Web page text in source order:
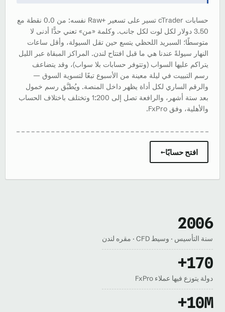
حسابات cTrader تسير على تسعير Raw+‎ نفسه: من 0.0 نقطة مع
3.50 دولار لكل لوت لكل جانب. وكلمة «من» تعني حدًّا أدنى لا
متوسطًا؛ السبريد اللحظي يتسع حين تقل السيولة، وأقل ساعات
النهار سيولةً عندنا هي ما قبل افتتاح لندن. المراكز المبقاة عبر الليل
يتراكم عليها السواب (وتتوفر حسابات بلا سواب)، وقد يتضاعف
رسم التبييت في ليلة معينة من الأسبوع تبعًا لتسوية السوق —
والرقم الساري لكل أداة يظهر داخل المنصة. ويُطبَّق رسم خمول
بعد ستة أشهر، والرافعة تصل إلى 1:200 وتختلف باختلاف الحساب
والأهلية، وفق FxPro.
افتح حسابًا→
2006
سنة التأسيس · وسيط CFD · مقره لندن
170+
دولة يتوزع فيها عملاء FxPro
10M+